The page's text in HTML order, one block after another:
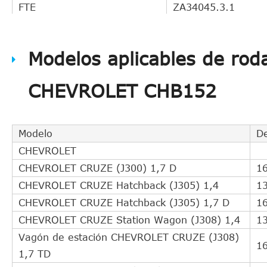
FTE
ZA34045.3.1
LANCIA
55558917
OE
55352048
OE
55558918
OE
5679349
OE
5679360
OPEL
55 352 048
OPEL
55558917
OPEL
55558918
OPEL
55563511
OPEL
Modelos aplicables de
CHEVROLET CHB152
Modelo
CHEVROLET
CHEVROLET CRUZE (J300) 1,7 D
CHEVROLET CRUZE Hatchback (J305) 1,4
CHEVROLET CRUZE Hatchback (J305) 1,7 D
CHEVROLET CRUZE Station Wagon (J308) 1,4
Vagón de estación CHEVROLET CRUZE (J308)
1,7 TD